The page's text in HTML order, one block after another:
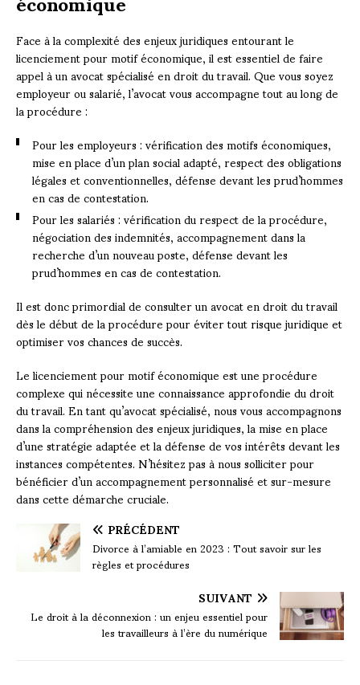
Face à la complexité des enjeux juridiques entourant le
licenciement pour motif économique, il est essentiel de faire
appel à un avocat spécialisé en droit du travail. Que vous soyez
employeur ou salarié, l’avocat vous accompagne tout au long de
la procédure :
Pour les employeurs : vérification des motifs économiques,
mise en place d’un plan social adapté, respect des obligations
légales et conventionnelles, défense devant les prud’hommes
en cas de contestation.
Pour les salariés : vérification du respect de la procédure,
négociation des indemnités, accompagnement dans la
recherche d’un nouveau poste, défense devant les
prud’hommes en cas de contestation.
Il est donc primordial de consulter un avocat en droit du travail
dès le début de la procédure pour éviter tout risque juridique et
optimiser vos chances de succès.
Le licenciement pour motif économique est une procédure
complexe qui nécessite une connaissance approfondie du droit
du travail. En tant qu’avocat spécialisé, nous vous accompagnons
dans la compréhension des enjeux juridiques, la mise en place
d’une stratégie adaptée et la défense de vos intérêts devant les
instances compétentes. N’hésitez pas à nous solliciter pour
bénéficier d’un accompagnement personnalisé et sur-mesure
dans cette démarche cruciale.
PRÉCÉDENT
Divorce à l’amiable en 2023 : Tout savoir sur les
règles et procédures
SUIVANT
Le droit à la déconnexion : un enjeu essentiel pour
les travailleurs à l’ère du numérique